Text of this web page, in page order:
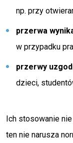
np. przy
przerwa
w przypadku
przerwy
dzieci,
Ich stosowanie
ten nie narusza